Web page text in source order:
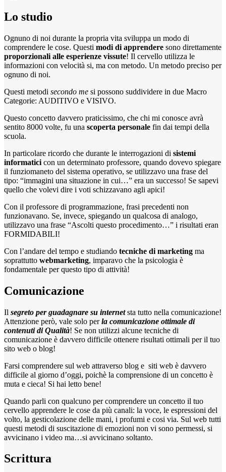
Lo studio
Ognuno di noi durante la propria vita sviluppa un modo di
comprendere le cose. Questi modi di apprendere sono direttamente
proporzionali alle esperienze vissute! Il cervello utilizza le
informazioni con velocità si, ma con metodo. Un metodo preciso per
ognuno di noi.
Questi metodi secondo me si possono suddividere in due Macro
Categorie: AUDITIVO e VISIVO.
Questo concetto davvero praticissimo, che chi mi conosce avrà
sentito 8000 volte, fu una scoperta personale fin dai tempi della
scuola.
In particolare ricordo che durante le interrogazioni di sistemi
informatici con un determinato professore, quando dovevo spiegare
il funziomaneto del sistema operativo, se utilizzavo una frase del
tipo: “immagini una situazione in cui…” era un successo! Se sapevi
quello che volevi dire i voti schizzavano agli apici!
Con il professore di programmazione, frasi precedenti non
funzionavano. Se, invece, spiegando un qualcosa di analogo,
utilizzavo una frase “Ascolti questo procedimento…” i risultati eran
FORMIDABILI!
Con l’andare del tempo e studiando tecniche di marketing ma
soprattutto webmarketing, imparavo che la psicologia è
fondamentale per questo tipo di attività!
Comunicazione
Il segreto per guadagnare su internet sta tutto nella comunicazione!
Attenzione però, vale solo perla comunicazione ottimale di
contenuti di Qualità! Se non utilizzi alcune tecniche di
comunicazione è davvero difficile ottenere risultati ottimali per il tuo
sito web o blog!
Farsi comprendere sul web attraverso blog e siti web è davvero
difficile al giorno d’oggi, poichè la comprensione di un concetto è
muta e cieca! Si hai letto bene!
Quando parli con qualcuno per comprendere un concetto il tuo
cervello apprendere le cose da più canali: la voce, le espressioni del
volto, la gesticolazione delle mani, i profumi e cosi via. Sul web tutti
questi metodi di suscitazione di emozioni non vi sono permessi, si
avvicinano i video ma…si avvicinano soltanto.
Scrittura